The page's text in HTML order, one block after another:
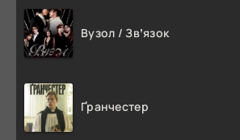
Вузол / Звʼязок
Ґранчестер